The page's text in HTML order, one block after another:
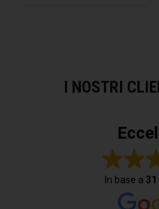
I NOSTRI
In base a